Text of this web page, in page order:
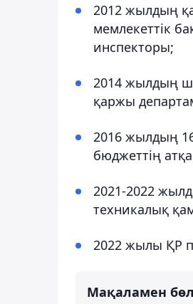
2012 жылдың
мемлекеттік
инспекторы;
2014 жылдың
қаржы
2016 жылдың
бюджеттің
2021-2022
техникалық
2022 жылы ҚР
Мақаламен